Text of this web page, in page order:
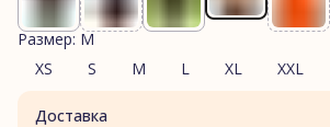
Размер: M
XS
S M L XL XXL
Доставка